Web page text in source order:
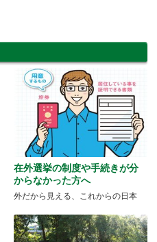
在外選挙の制度や手続きが分
からなかった方へ
外だから見える、これからの日本